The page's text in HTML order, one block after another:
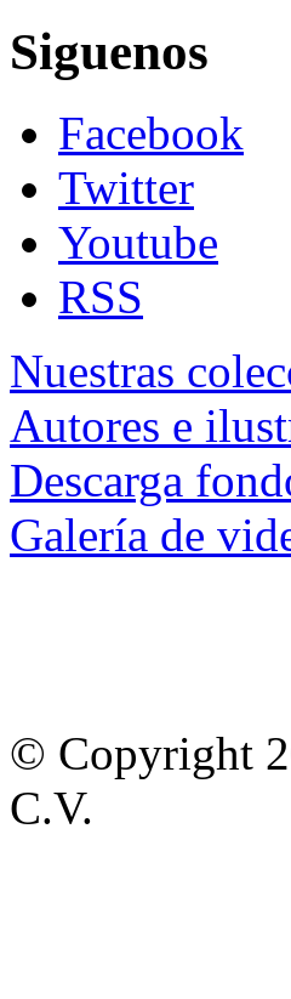
Siguenos
Facebook
Twitter
Youtube
RSS
Nuestras
Autores e
Descarga
Galería de
© Copyright
C.V.